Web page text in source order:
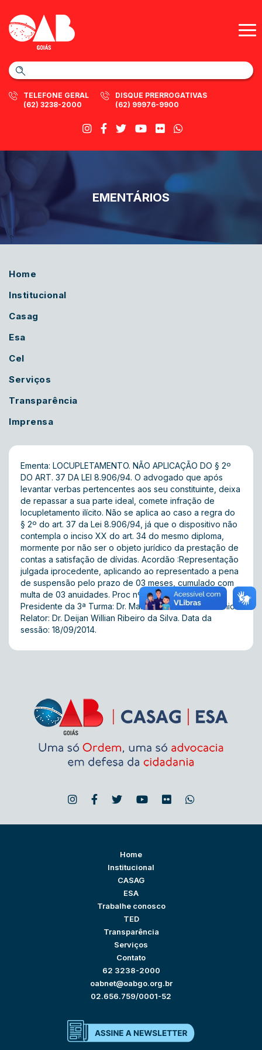
TELEFONE GERAL
(62) 3238-2000
DISQUE PRERROGATIVAS
(62) 99976-9900
EMENTÁRIOS
Home
Institucional
Casag
Esa
Cel
Serviços
Transparência
Imprensa
Ementa: LOCUPLETAMENTO. NÃO APLICAÇÃO DO § 2º
DO ART. 37 DA LEI 8.906/94. O advogado que após
levantar verbas pertencentes aos seu constituinte, deixa
de repassar a sua parte ideal, comete infração de
locupletamento ilícito. Não se aplica ao caso a regra do
§ 2º do art. 37 da Lei 8.906/94, já que o dispositivo não
contempla o inciso XX do art. 34 do mesmo diploma,
mormente por não ser o objeto jurídico da prestação de
contas a satisfação de dívidas. Acordão :Representação
julgada iprocedente, aplicando ao representado a pena
de suspensão pelo prazo de 03 meses, cumulado com
multa de 03 anuidades. Proc nº 2012/01481. V.U.
Presidente da 3ª Turma: Dr. Mario José de Moura Junior.
Relator: Dr. Deijan Willian Ribeiro da Silva. Data da
sessão: 18/09/2014.
Home
Institucional
CASAG
ESA
Trabalhe conosco
TED
Transparência
Serviços
Contato
62 3238-2000
oabnet@oabgo.org.br
02.656.759/0001-52